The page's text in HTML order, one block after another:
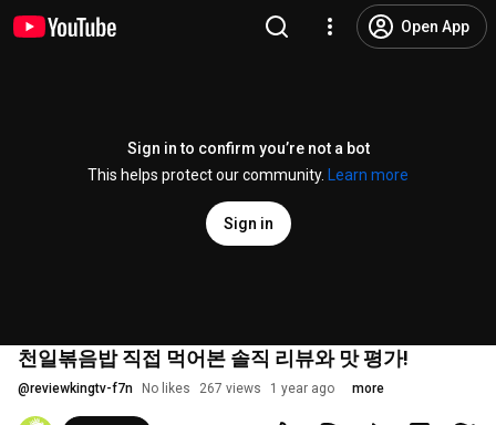
Open App
Sign in to confirm you’re not a bot
This helps protect our community.
Learn more
Sign in
천일볶음밥 직접 먹어본 솔직 리뷰와 맛 평가!
@reviewkingtv-f7n No likes 267 views 1 year ago more